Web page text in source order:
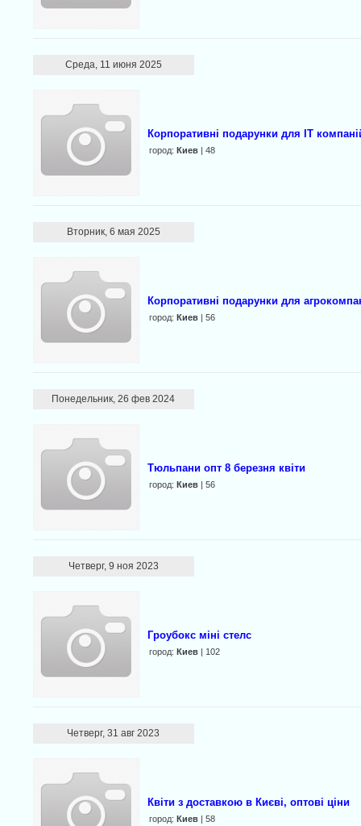
Среда, 11 июня 2025
Корпоративні подарунки для IT
город: Киев| 48
Вторник, 6 мая 2025
Корпоративні подарунки для
город: Киев| 56
Понедельник, 26 фев 2024
Тюльпани опт 8 березня квіти
город: Киев| 56
Четверг, 9 ноя 2023
Гроубокс міні стелс
город: Киев| 102
Четверг, 31 авг 2023
Квіти з доставкою в Києві, оптові ціни
город: Киев| 58